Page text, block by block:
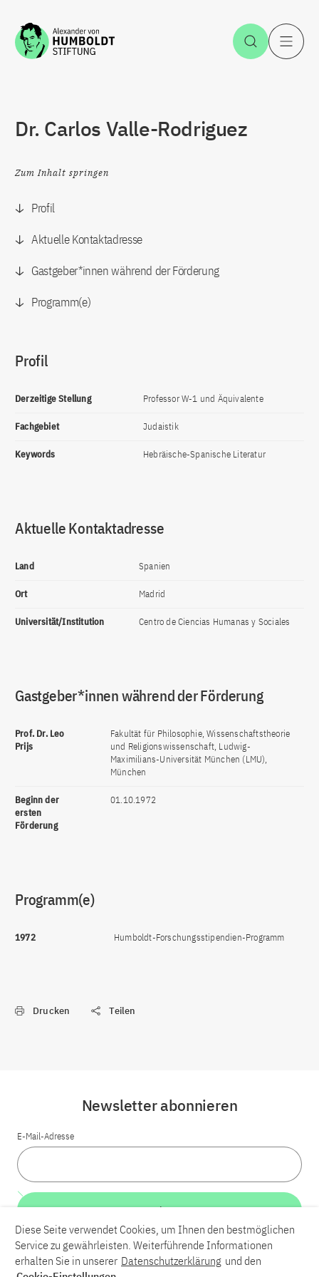
Zum Inhalt springen Suche
Dr. Carlos Valle-Rodriguez
Zum Inhalt springen
Profil
Aktuelle Kontaktadresse
Gastgeber*innen während der Förderung
Programm(e)
Profil
Derzeitige Stellung Professor W-1 und Äquivalente
Fachgebiet Judaistik
Keywords Hebräische-Spanische Literatur
Aktuelle Kontaktadresse
Land Spanien
Ort Madrid
Universität/Institution Centro de Ciencias Humanas y Sociales
Gastgeber*innen während der Förderung
Prof. Dr. Leo
Prijs
Fakultät für Philosophie, Wissenschaftstheorie
und Religionswissenschaft, Ludwig-
Maximilians-Universität München (LMU),
München
Beginn der
ersten
Förderung
01.10.1972
Programm(e)
1972 Humboldt-Forschungsstipendien-Programm
Drucken Teilen
LinkedInBlueskyYouTube
Newsletter abonnieren
E-Mail-Adresse
Weiter
Diese Seite verwendet Cookies, um Ihnen den bestmöglichen
Service zu gewährleisten. Weiterführende Informationen
erhalten Sie in unserer Datenschutzerklärung und den